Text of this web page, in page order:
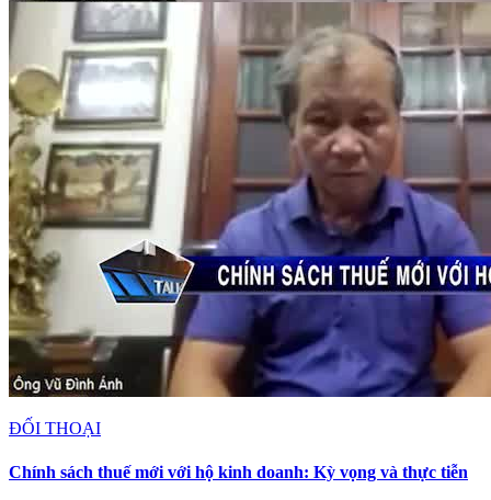
ĐỐI THOẠI
Chính sách thuế mới với hộ kinh doanh: Kỳ vọng và thực tiễn